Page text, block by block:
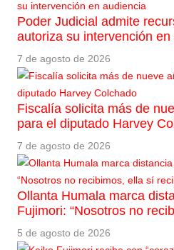
Poder Judicial admite
autoriza su intervención
7 de agosto de 2026
Fiscalía solicita más de
para el diputado Harvey
7 de agosto de 2026
Ollanta Humala marca
Fujimori: “Nosotros no
5 de agosto de 2026